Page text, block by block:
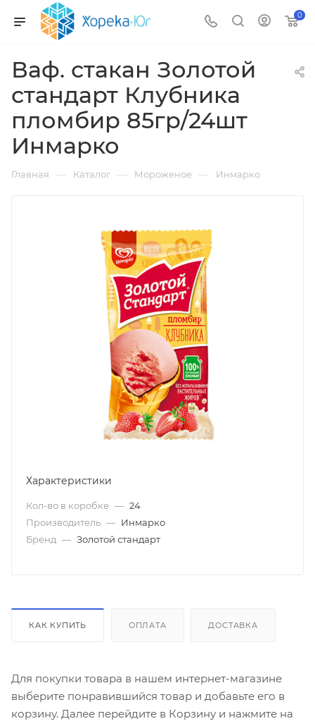
0
Ваф. стакан Золотой
стандарт Клубника
пломбир 85гр/24шт
Инмарко
Главная — Каталог — Мороженое — Инмарко
Характеристики
Кол-во в коробке — 24
Производитель — Инмарко
Бренд — Золотой стандарт
КАК КУПИТЬ ОПЛАТА ДОСТАВКА
Для покупки товара в нашем интернет-магазине
выберите понравившийся товар и добавьте его в
корзину. Далее перейдите в Корзину и нажмите на